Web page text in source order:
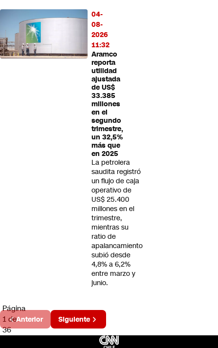
04-
08-
2026
11:32
Aramco
reporta
utilidad
ajustada
de US$
33.385
millones
en el
segundo
trimestre,
un 32,5%
más que
en 2025
La petrolera
saudita registró
un flujo de caja
operativo de
US$ 25.400
millones en el
trimestre,
mientras su
ratio de
apalancamiento
subió desde
4,8% a 6,2%
entre marzo y
junio.
Página
1 de
36
Anterior Siguiente